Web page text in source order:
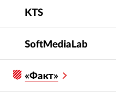
KTS
SoftMediaLab
«Факт»